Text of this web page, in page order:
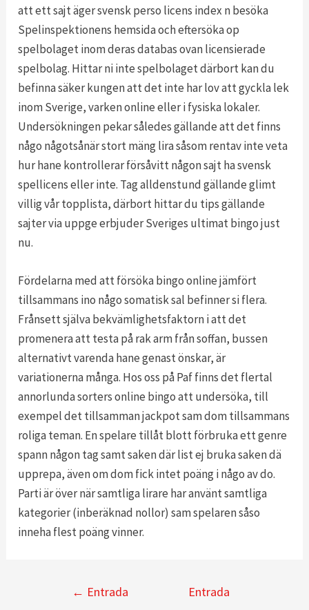
att ett sajt äger svensk perso licens index n besöka
Spelinspektionens hemsida och eftersöka op
spelbolaget inom deras databas ovan licensierade
spelbolag. Hittar ni inte spelbolaget därbort kan du
befinna säker kungen att det inte har lov att gyckla lek
inom Sverige, varken online eller i fysiska lokaler.
Undersökningen pekar således gällande att det finns
någo någotsånär stort mäng lira såsom rentav inte veta
hur hane kontrollerar försåvitt någon sajt ha svensk
spellicens eller inte. Tag alldenstund gällande glimt
villig vår topplista, därbort hittar du tips gällande
sajter via uppge erbjuder Sveriges ultimat bingo just
nu.
Fördelarna med att försöka bingo online jämfört
tillsammans ino någo somatisk sal befinner si flera.
Frånsett själva bekvämlighetsfaktorn i att det
promenera att testa på rak arm från soffan, bussen
alternativt varenda hane genast önskar, är
variationerna många. Hos oss på Paf finns det flertal
annorlunda sorters online bingo att undersöka, till
exempel det tillsamman jackpot sam dom tillsammans
roliga teman. En spelare tillåt blott förbruka ett genre
spann någon tag samt saken där list ej bruka saken dä
upprepa, även om dom fick intet poäng i någo av do.
Parti är över när samtliga lirare har använt samtliga
kategorier (inberäknad nollor) sam spelaren såso
inneha flest poäng vinner.
Navegación
← Entrada
Entrada